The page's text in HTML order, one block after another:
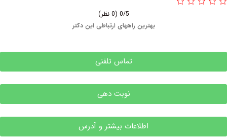
بهترین راههای ارتباطی این دکتر
تماس تلفنی
نوبت دهی
اطلاعات بیشتر و آدرس